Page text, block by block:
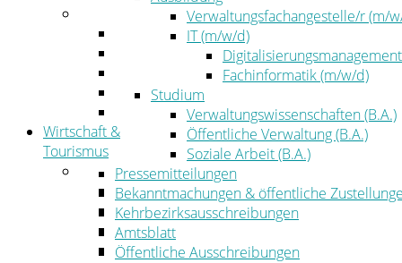
Der Landrat
Kommunalaufsicht
Zahlen, Daten, Fakten
Wirtschaft &
Tourismus
Wirtschaft
Wirtschaftsförderung
Gewerbeflächen und Unternehmen
Arbeitgeberservice
Mobilfunk & Breitband
Verwaltungsfachangestelle/r (m/
IT (m/w/d)
Fachinformatik (m/w/d)
Studium
Verwaltungswissenschaften (B.A.)
Öffentliche Verwaltung (B.A.)
Soziale Arbeit (B.A.)
Pressemitteilungen
Bekanntmachungen & öffentliche
Kehrbezirksausschreibungen
Amtsblatt
Öffentliche Ausschreibungen